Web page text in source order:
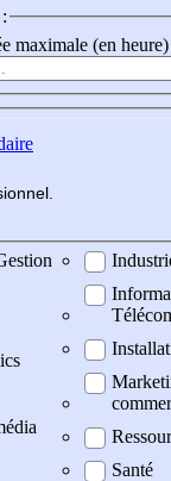
maximale (en heure)
Santé